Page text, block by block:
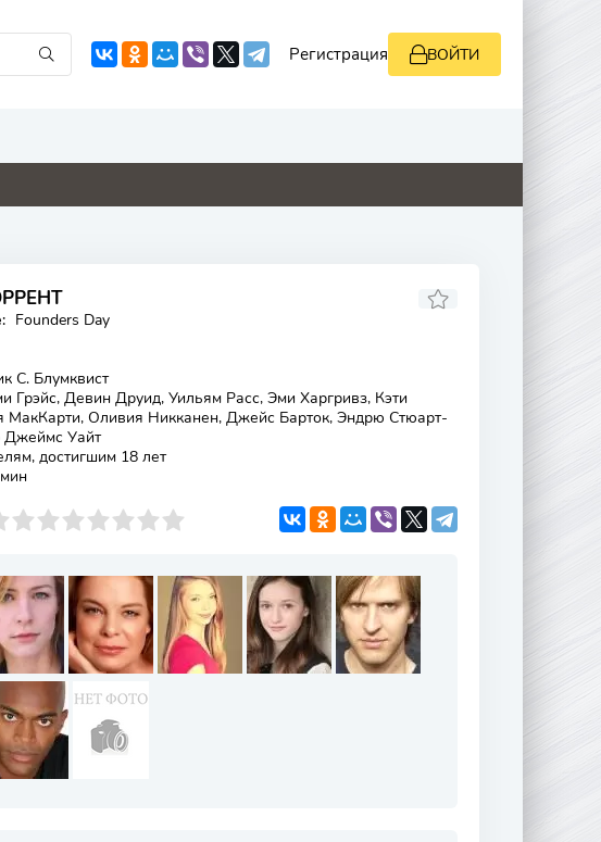
Регистрация ВОЙТИ
0 0 4.8 8.8
Founders Day
С. Блумквист
Грэйс, Девин Друид, Уильям Расс, Эми Харгривз, Кэти
МакКарти, Оливия Никканен, Джейс Барток, Эндрю Стюарт-
Джеймс Уайт
достигшим 18 лет
8 9 10